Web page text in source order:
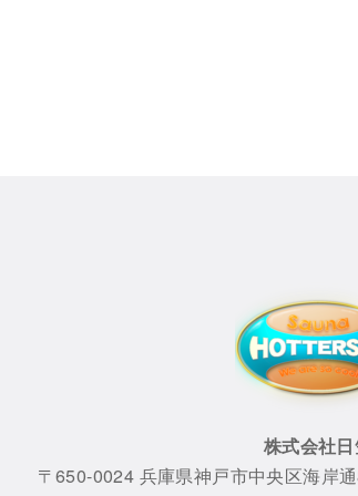
株式会社
〒650-0024 兵庫県神戸市中央区海岸